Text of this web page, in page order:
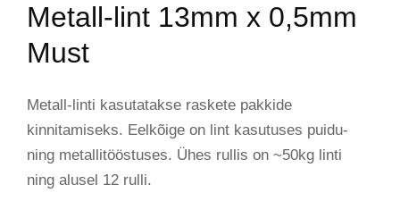
Metall-lint 13mm x 0,5mm
Must
Metall-linti kasutatakse raskete pakkide
kinnitamiseks. Eelkõige on lint kasutuses puidu-
ning metallitööstuses. Ühes rullis on ~50kg linti
ning alusel 12 rulli.